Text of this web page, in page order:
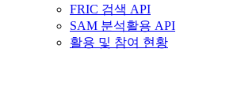
FRIC 검색 API
SAM 분석활용 API
활용 및 참여 현황